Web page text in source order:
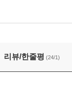
성교육
리뷰/한줄평 (24/1)